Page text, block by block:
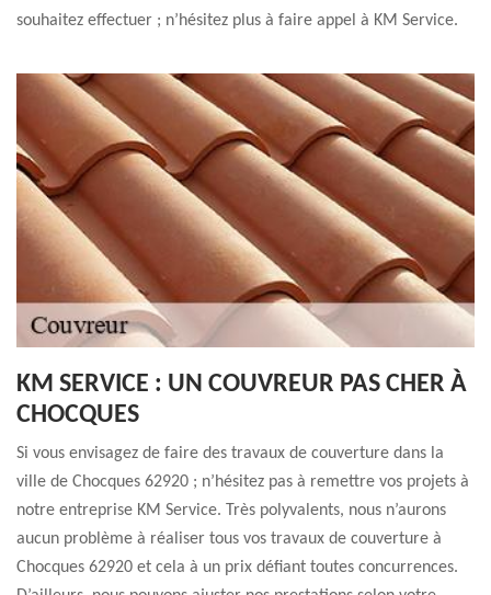
souhaitez effectuer ; n’hésitez plus à faire appel à KM Service.
KM SERVICE : UN COUVREUR PAS CHER À
CHOCQUES
Si vous envisagez de faire des travaux de couverture dans la
ville de Chocques 62920 ; n’hésitez pas à remettre vos projets à
notre entreprise KM Service. Très polyvalents, nous n’aurons
aucun problème à réaliser tous vos travaux de couverture à
Chocques 62920 et cela à un prix défiant toutes concurrences.